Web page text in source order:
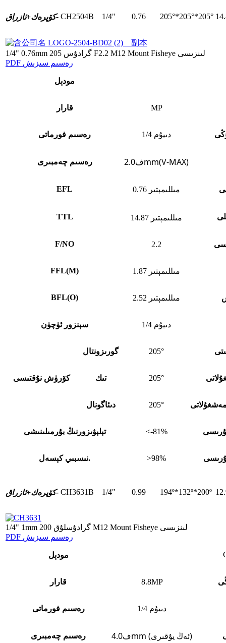
كۆپرەك+ئازراق- CH2504B 1/4" 0.76 205°*205°*205°
1/4" 0.76mm 205 گرادۇس F2.2 M12 Mount Fisheye لىنزىسى
PDF رەسىم سىزىش
مودېل
قارار MP
رەسىم فورماتى 1/4 دىيۇم
رەسىم چەمبىرى ف2.0mm(V-MAX)
EFL 0.76 مىللىمېتىر
TTL 14.87 مىللىمېتىر
F/NO 2.2
FFL(M) 1.87 مىللىمېتىر
BFL(O) 2.52 مىللىمېتىر
سېنزور ئۈچۈن 1/4 دىيۇم
كۆرۈش نۇقتىسى
گورىزونتال 205°
تىك 205°
دىئاگونال 205°
تېلېۋىزورنىڭ بۇرمىلىنىشى <-81%
نىسبىي كېسەل. >98%
كۆپرەك+ئازراق- CH3631B 1/4" 0.99 194º*132º*200º
1/4" 1mm 200 گرادۇسلۇق M12 Mount Fisheye لىنزىسى
PDF رەسىم سىزىش
مودېل
قارار 8.8MP
رەسىم فورماتى 1/4 دىيۇم
رەسىم چەمبىرى ف4.0mm (ئەڭ يۇقىرى)